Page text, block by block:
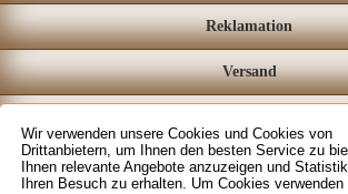
Wir verwenden unsere Cookies und Cookies von
Drittanbietern, um Ihnen den besten Service zu
Ihnen relevante Angebote anzuzeigen und
Ihren Besuch zu erhalten. Um Cookies verwenden
Reklamation
Versand
Fachgeschäft